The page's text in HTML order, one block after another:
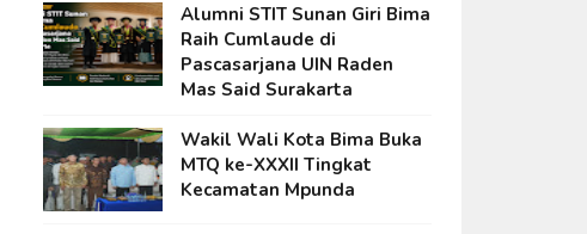
Alumni STIT Sunan Giri Bima
Raih Cumlaude di
Pascasarjana UIN Raden
Mas Said Surakarta
Wakil Wali Kota Bima Buka
MTQ ke-XXXII Tingkat
Kecamatan Mpunda